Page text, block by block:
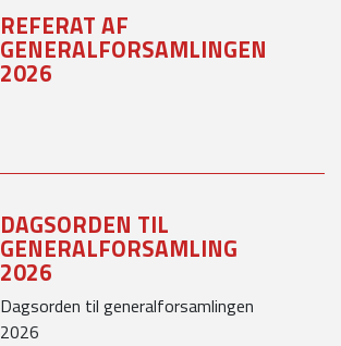
REFERAT AF
GENERALFORSAMLINGEN
2026
DAGSORDEN TIL
GENERALFORSAMLING
2026
Dagsorden til generalforsamlingen
2026